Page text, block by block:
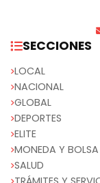
SECCIONES
LOCAL
NACIONAL
GLOBAL
DEPORTES
ELITE
MONEDA Y BOLSA
SALUD